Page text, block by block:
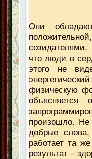
Они
что люди в
этого не
физическую
произошло. Не
добрые
работает та
результат –